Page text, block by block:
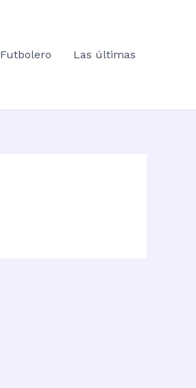
Futbolero Las últimas